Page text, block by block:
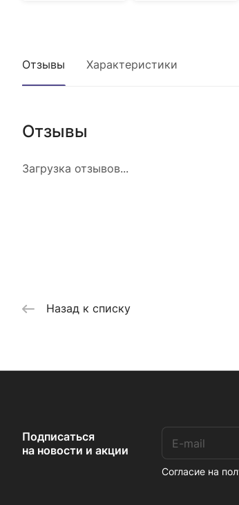
Отзывы Характеристики
Отзывы
Загрузка отзывов...
Назад к списку
Подписаться
на новости и акции
Согласие на